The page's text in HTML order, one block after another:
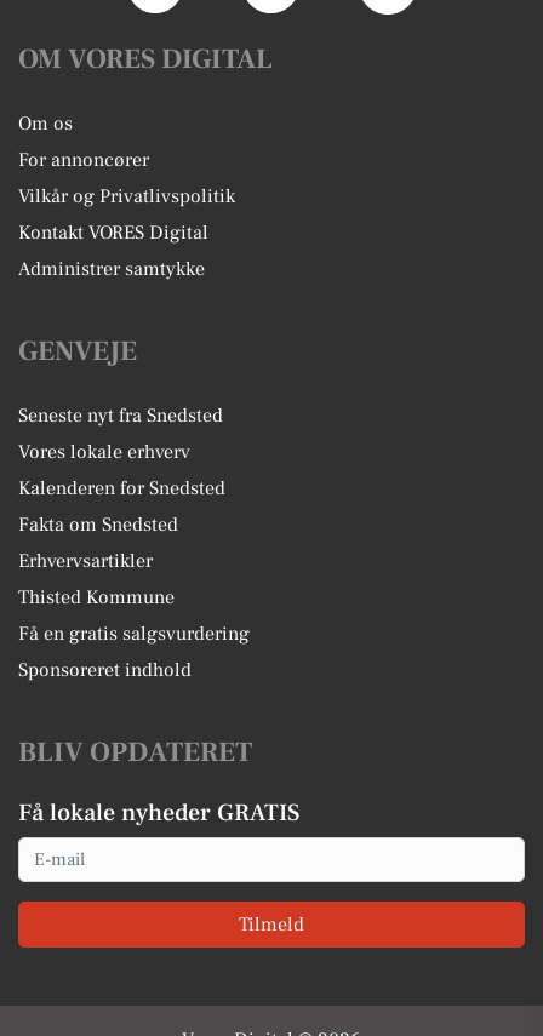
OM VORES DIGITAL
Om os
For annoncører
Vilkår og Privatlivspolitik
Kontakt VORES Digital
Administrer samtykke
GENVEJE
Seneste nyt fra Snedsted
Vores lokale erhverv
Kalenderen for Snedsted
Fakta om Snedsted
Erhvervsartikler
Thisted Kommune
Få en gratis salgsvurdering
Sponsoreret indhold
BLIV OPDATERET
Få lokale nyheder GRATIS
Email
Tilmeld